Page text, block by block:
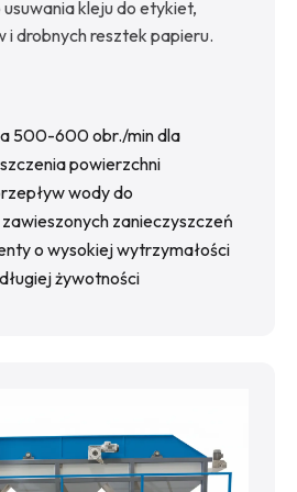
kleju do etykiet,
i drobnych resztek papieru.
500-600 obr./min dla
powierzchni
wody do
zanieczyszczeń
o wysokiej wytrzymałości
żywotności